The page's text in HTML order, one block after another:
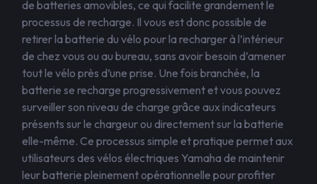
de batteries amovibles, ce qui facilite grandement le
processus de recharge. Il vous est donc possible de
retirer la batterie du vélo pour la recharger à l’intérieur
de chez vous ou au bureau, sans avoir besoin d’amener
tout le vélo près d’une prise. Une fois branchée, la
batterie se recharge progressivement et vous pouvez
surveiller son niveau de charge grâce aux indicateurs
présents sur le chargeur ou directement sur la batterie
elle-même. Ce processus simple et pratique permet aux
utilisateurs des vélos électriques Yamaha de maintenir
leur batterie pleinement opérationnelle pour profiter